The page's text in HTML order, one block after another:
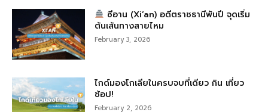
ซีอาน (Xi’an) อดีตราชธานีพันปี จุดเริ่ม
ต้นเส้นทางสายไหม
February 3, 2026
ไกด์มองโกเลียในครบจบที่เดียว กิน เที่ยว
ช้อป!
February 2, 2026